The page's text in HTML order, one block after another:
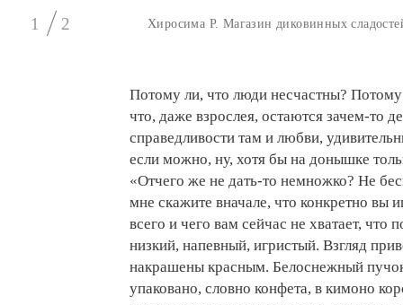
Хиросима Р. Магазин диковинных
1 2
Потому ли, что люди несчастны?
что, даже взрослея, остаются зачем-то
справедливости там и любви,
если можно, ну, хотя бы на донышке
«Отчего же не дать-то немножко? Не
мне скажите вначале, что конкретно вы
всего и чего вам сейчас не хватает, что
низкий, напевный, игристый. Взгляд
накрашены красным. Белоснежный
упаковано, словно конфета, в кимоно